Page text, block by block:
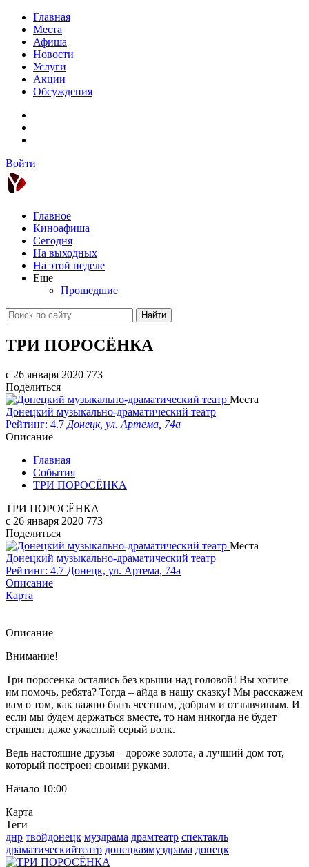
Главная
Места
Афиша
Новости
Услуги
Акции
Обсуждения
Войти
Главное
Киноафиша
Сегодня
На выходных
На этой неделе
Еще
Прошедшие
Найти
ТРИ ПОРОСЁНКА
c 26 января 2020 773
Поделиться
Места
Донецкий музыкально-драматический театр
Рейтинг: 4.7 Донецк, ул. Артема, 74а
Описание
Главная
События
ТРИ ПОРОСЁНКА
ТРИ ПОРОСЁНКА
c 26 января 2020 773
Поделиться
Места
Донецкий музыкально-драматический театр
Рейтинг: 4.7 Донецк, ул. Артема, 74а
Описание
Карта
Описание
Внимание!
Три поросенка остались без крыши над головой! Вы хотите
им помочь, ребята? Тогда – айда в нашу сказку! Мы расскажем
вам о том, как важно быть честным, добрым и отзывчивым. И
если мы будем держаться вместе, то нам никогда не будет
страшен даже ужасный серый волк.
Ведь настоящие друзья – дороже золота, а лучший дом тот,
который построен своими руками.
Начало 10:00
Карта
Теги
днр твойдонецк муздрама драмтеатр спектакль
драматическийтеатр донецкаямуздрама донецк